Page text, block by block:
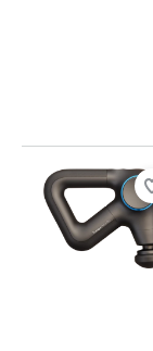
Beoordeling is 9,0